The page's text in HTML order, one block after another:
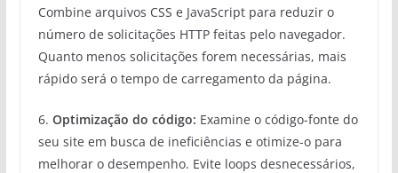
Combine arquivos CSS e JavaScript para reduzir o
número de solicitações HTTP feitas pelo navegador.
Quanto menos solicitações forem necessárias, mais
rápido será o tempo de carregamento da página.
6. Optimização do código: Examine o código-fonte do
seu site em busca de ineficiências e otimize-o para
melhorar o desempenho. Evite loops desnecessários,